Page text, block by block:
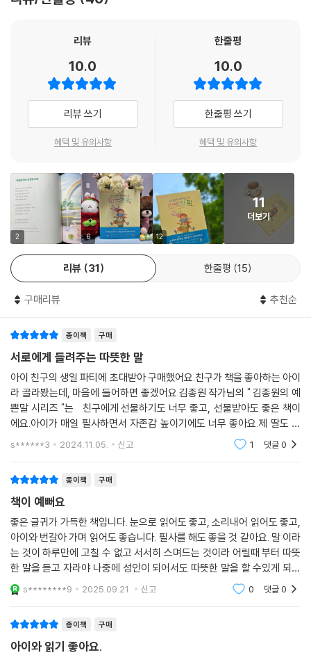
말’을 반복해서 읽다 보면 언제나 어디서나 자연스레 아이 입에서 나오는
《서로에게 들려주는 따뜻한 말》은 아이들이 자기 자신에게 따뜻한 말을 들
려주어, 말에 담긴 다정한 마음과 느낌을 자기 것으로 만들 수 있도록 돕습
니다. 더 나아가 가족과 친구, 주변 사람들의 마음을 살피고 다정한 말을 건
네며 서로의 관계를 가꾸는 힘을 키워 줍니다. 배려하는 마음으로 다른 사
람에게 따뜻한 말을 건네면 우리 사이는 더욱 가까워질 수 있습니다.
말을 할지 스스로 선택할 수 있게 도와주세요. 따뜻한 말을 듣고 표현하며
자란 아이가 따뜻한 사람으로 성장할 수 있습니다.
리뷰
10.0
리뷰 쓰기
혜택 및 유의사항
한줄평
10.0
한줄평 쓰기
혜택 및 유의사항
2 6 12
11
더보기
리뷰 31 한줄평 15
구매리뷰 추천순
종이책 구매
서로에게 들려주는 따뜻한 말
아이 친구의 생일 파티에 초대받아 구매했어요.친구가 책을 좋아하는 아이
라 골라봤는데, 마음에 들어하면 좋겠어요.김종원 작가님의 " 김종원의 예
쁜말 시리즈 "는 친구에게 선물하기도 너무 좋고, 선물받아도 좋은 책이
에요.아이가 매일 필사하면서 자존감 높이기에도 너무 좋아요.제 딸도 매
일 좋은 글을 필사하며 마음가꾸기를 하는데, 참 좋은 글인거 같아요.
s******3 2024.11.05. 신고 1 댓글0
종이책 구매
책이 예뻐요
좋은 글귀가 가득한 책입니다. 눈으로 읽어도 좋고, 소리내어 읽어도 좋고,
아이와 번갈아 가며 읽어도 좋습니다. 필사를 해도 좋을 것 같아요. 말 이라
는 것이 하루만에 고칠 수 없고 서서히 스며드는 것이라 어릴때 부터 따뜻
한 말을 듣고 자라야 나중에 성인이 되어서도 따뜻한 말을 할 수있게 되는
것 같아요.
s********9 2025.09.21. 신고 0 댓글0
종이책 구매
아이와 읽기 좋아요.